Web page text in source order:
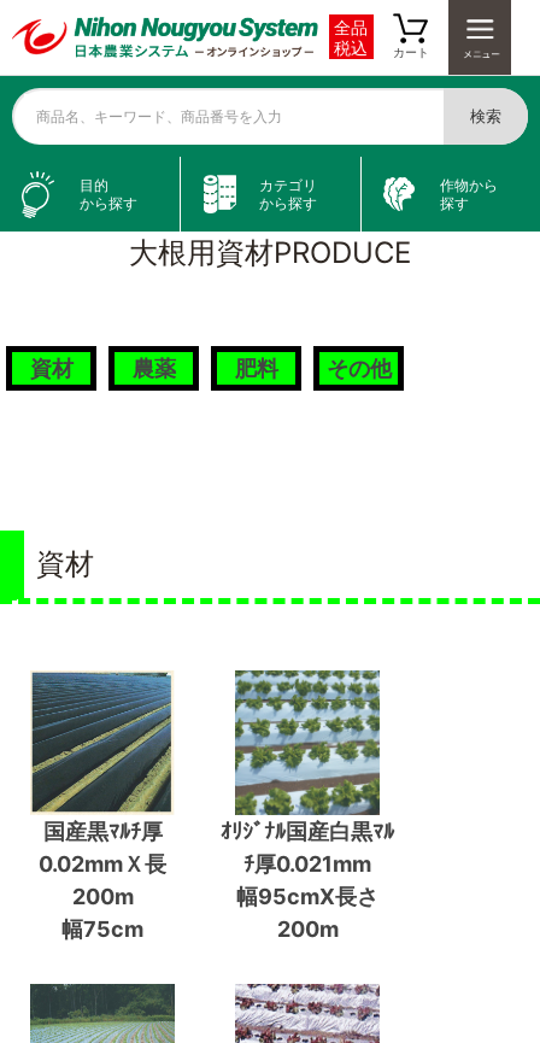
全品
税込
カート
商品名、キーワード、商品番号を入力 検索
目的
から探す
カテゴリ
から探す
作物から
探す
大根用資材PRODUCE
資材 農薬 肥料 その他
資材
国産黒ﾏﾙﾁ厚
0.02mmＸ長
200m
幅75cm
ｵﾘｼﾞﾅﾙ国産白黒ﾏﾙ
ﾁ厚0.021mm
幅95cmX長さ
200m